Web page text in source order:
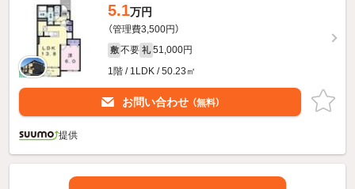
5.1万円
（管理費3,500円）
敷 不要 礼 51,000円
1階 / 1LDK / 50.23㎡
お問い合わせ （無料）
提供